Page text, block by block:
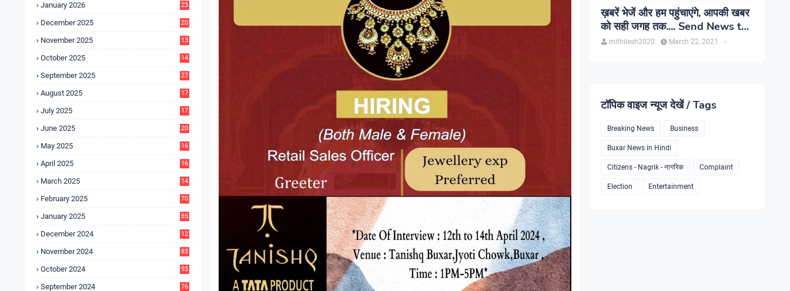
January 2026
23
December 2025
20
November 2025
13
October 2025
14
September 2025
27
August 2025
17
July 2025
17
June 2025
20
May 2025
16
April 2025
16
March 2025
14
February 2025 70
January 2025 85
December 2024
12
November 2024 83
October 2024 93
September 2024 76
ख़बरें भेजें और हम पहुंचाएंगे, आपकी खबर
को सही जगह तक.... Send News to
us!mithilesh2020 -
March 22, 2021
टॉपिक वाइज न्यूज देखें / Tags
Breaking News Business
Buxar News in Hindi
Citizens - Nagrik - नागरिक Complaint
Election Entertainment